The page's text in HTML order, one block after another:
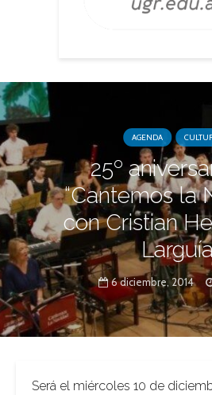
AGENDA
25º
“Cantemos la
con Cristian
6 diciembre, 2014
Será el miércoles 10 de